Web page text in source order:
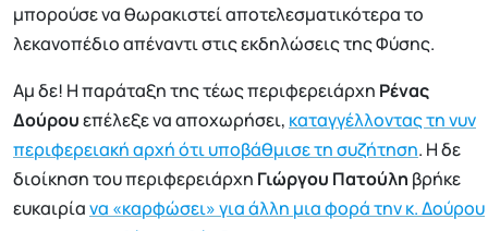
μπορούσε να θωρακιστεί αποτελεσματικότερα το
λεκανοπέδιο απέναντι στις εκδηλώσεις της Φύσης.
Αμ δε! Η παράταξη της τέως περιφερειάρχη Ρένας
Δούρουεπέλεξε να αποχωρήσει, καταγγέλλοντας τη νυν
περιφερειακή αρχή ότι υποβάθμισε τη συζήτηση. Η δε
διοίκηση του περιφερειάρχη Γιώργου Πατούλη βρήκε
ευκαιρίανα «καρφώσει» για άλλη μια φορά την κ. Δούρου